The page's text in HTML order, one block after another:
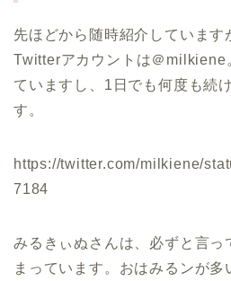
先ほどから随時紹介しています
Twitterアカウントは＠milkiene
ていますし、1日でも何度も続
す。
https://twitter.com/milkiene/
7184
みるきぃぬさんは、必ずと言っ
まっています。おはみるンが多